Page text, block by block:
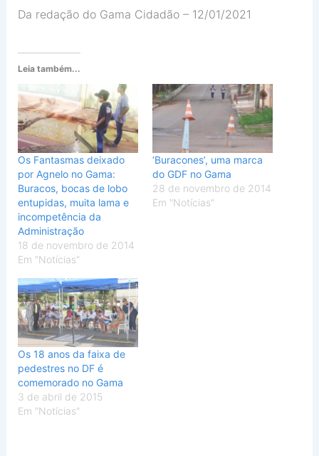
Da redação do Gama Cidadão – 12/01/2021
Leia também...
Os Fantasmas deixado
por Agnelo no Gama:
Buracos, bocas de lobo
entupidas, muita lama e
incompetência da
Administração
18 de novembro de 2014
Em "Notícias"
‘Buracones’, uma marca
do GDF no Gama
28 de novembro de 2014
Em "Notícias"
Os 18 anos da faixa de
pedestres no DF é
comemorado no Gama
3 de abril de 2015
Em "Notícias"